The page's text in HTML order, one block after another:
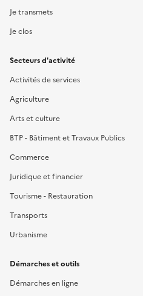
Je transmets
Je clos
Secteurs d'activité
Activités de services
Agriculture
Arts et culture
BTP - Bâtiment et Travaux Publics
Commerce
Juridique et financier
Tourisme - Restauration
Transports
Urbanisme
Démarches et outils
Démarches en ligne